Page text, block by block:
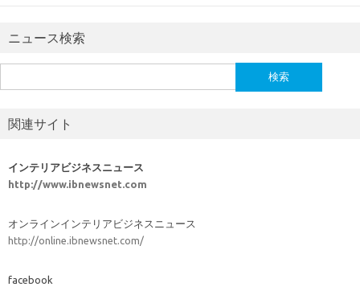
ニュース検索
索:
関連サイト
インテリアビジネスニュース
http://www.ibnewsnet.com
オンラインインテリアビジネスニュース
http://online.ibnewsnet.com/
facebook